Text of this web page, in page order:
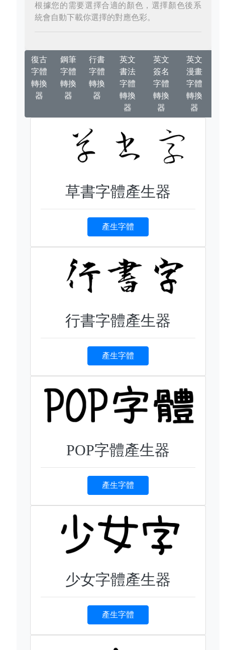
根據您的需要選擇合適的顏色，選擇顏色後系
統會自動下載你選擇的對應色彩。
復古
字體
轉換
器
鋼筆
字體
轉換
器
行書
字體
轉換
器
英文
書法
字體
轉換
器
英文
簽名
字體
轉換
器
英文
漫畫
字體
轉換
器
草書字體產生器
產生字體
行書字體產生器
產生字體
POP字體產生器
產生字體
少女字體產生器
產生字體